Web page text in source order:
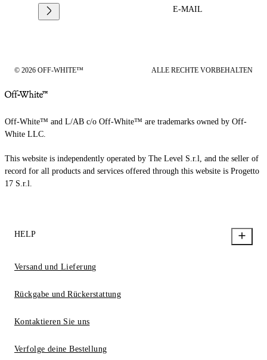
E-MAIL
© 2026 OFF-WHITE™ ALLE RECHTE VORBEHALTEN
Off-White™ and L/AB c/o Off-White™ are trademarks owned by Off-
White LLC.
This website is independently operated by The Level S.r.l, and the seller of
record for all products and services offered through this website is Progetto
17 S.r.l.
HELP
Versand und Lieferung
Rückgabe und Rückerstattung
Kontaktieren Sie uns
Verfolge deine Bestellung